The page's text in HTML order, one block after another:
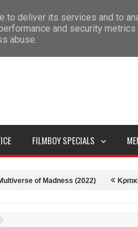
SITEMAP
FILMBOY SPECIALS
(2022) Κριτική: Ο
deliver its services and to
and security
abuse.